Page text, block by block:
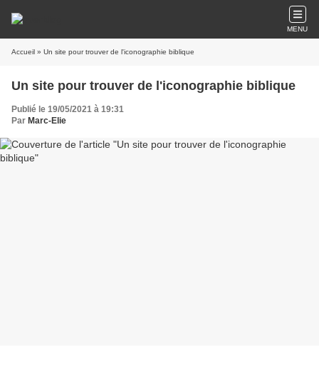
MENU
Accueil » Un site pour trouver de l'iconographie biblique
Un site pour trouver de l'iconographie biblique
Publié le 19/05/2021 à 19:31
Par Marc-Elie